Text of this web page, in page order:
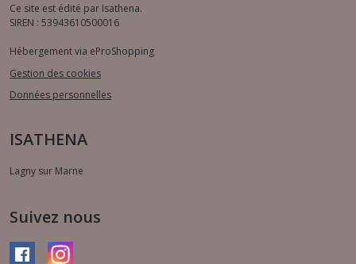
Ce site est édité par Isathena.
SIREN : 53943610500016
Hébergement via eProShopping
Gestion des cookies
Données personnelles
ISATHENA
Lagny sur Marne
Suivez nous